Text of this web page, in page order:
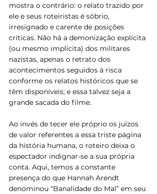
mostra o contrário: o relato trazido por
ele e seus roteiristas é sóbrio,
irresignado e carente de posições
críticas. Não há a demonização explícita
(ou mesmo implícita) dos militares
nazistas, apenas o retrato dos
acontecimentos seguidos à risca
conforme os relatos históricos que se
têm disponíveis; e essa talvez seja a
grande sacada do filme.
Ao invés de tecer ele próprio os juízos
de valor referentes a essa triste página
da história humana, o roteiro deixa o
espectador indignar-se a sua própria
conta. Aqui, temos a constante
presença do que Hannah Arendt
denominou “Banalidade do Mal” em seu